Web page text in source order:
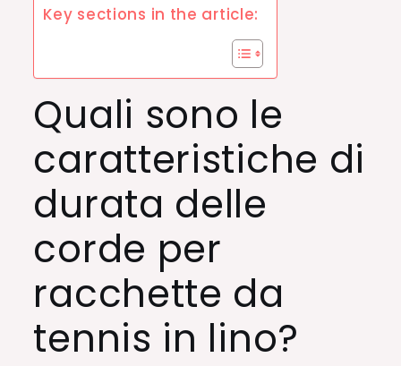
Key sections in the article:
Quali sono le
caratteristiche di
durata delle
corde per
racchette da
tennis in lino?